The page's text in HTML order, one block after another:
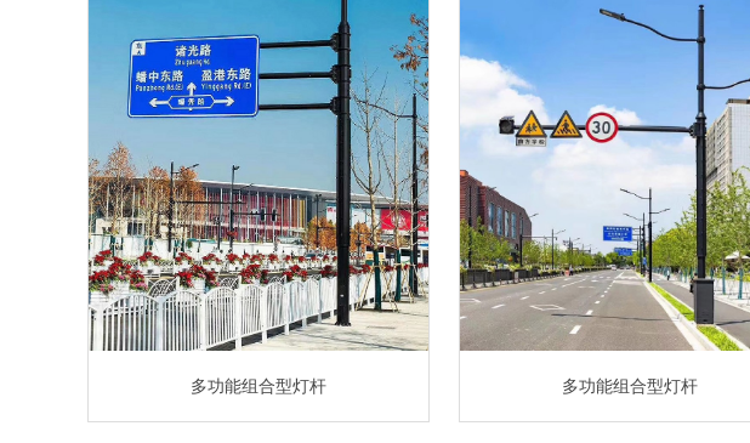
多功能组合型灯杆 多功能组合型灯杆